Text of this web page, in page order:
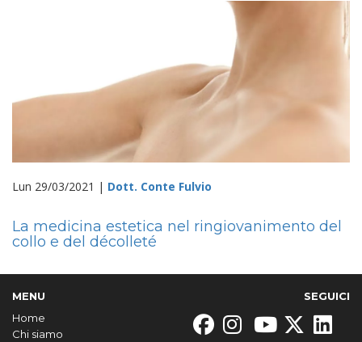
Lun 29/03/2021 | Dott. Conte Fulvio
La medicina estetica nel ringiovanimento del
collo e del décolleté
MENU
Home
Chi siamo
SEGUICI